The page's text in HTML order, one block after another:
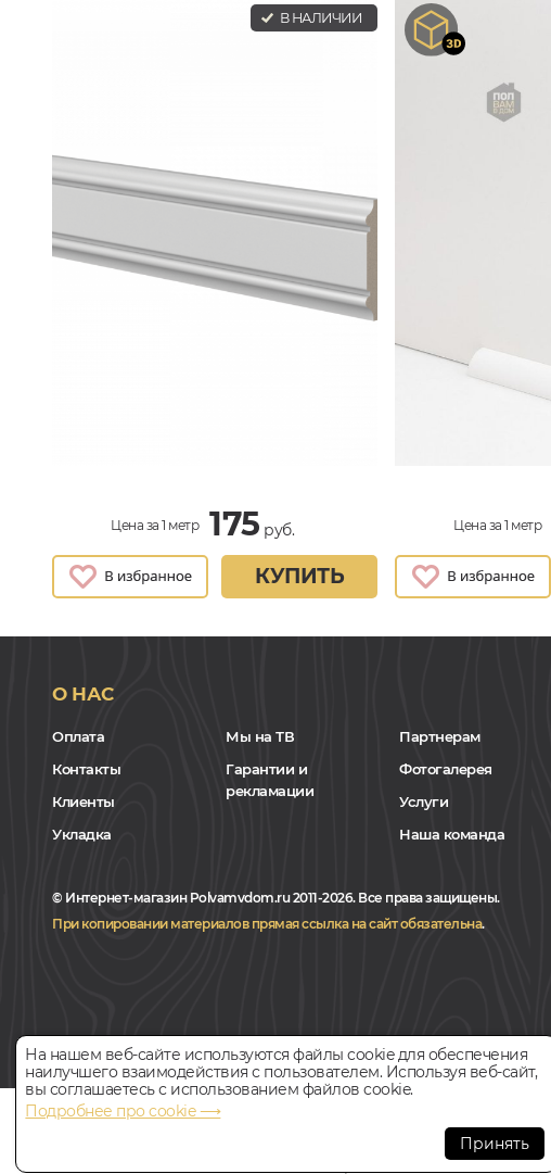
В НАЛИЧИИ
Цена за 1 метр 175 руб.
КУПИТЬ
Цена за 1 метр
О НАС
Оплата
Контакты
Клиенты
Укладка
Мы на ТВ
Гарантии и
рекламации
Партнерам
Фотогалерея
Услуги
Наша команда
© Интернет-магазин Polvamvdom.ru 2011-2026. Все права защищены.
При копировании материалов прямая ссылка на сайт обязательна.
На нашем веб-сайте используются файлы cookie для обеспечения
наилучшего взаимодействия с пользователем. Используя веб-сайт,
вы соглашаетесь с использованием файлов cookie.
Подробнее про cookie ⟶
Принять